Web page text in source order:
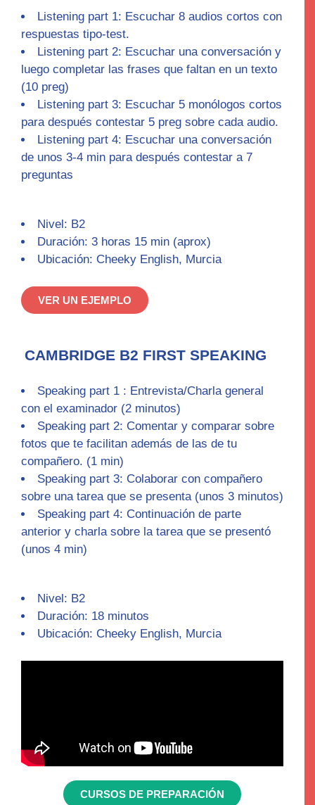
Listening part 1: Escuchar 8 audios cortos con
respuestas tipo-test.
Listening part 2: Escuchar una conversación y
luego completar las frases que faltan en un texto
(10 preg)
Listening part 3: Escuchar 5 monólogos cortos
para después contestar 5 preg sobre cada audio.
Listening part 4: Escuchar una conversación
de unos 3-4 min para después contestar a 7
preguntas
Nivel: B2
Duración: 3 horas 15 min (aprox)
Ubicación: Cheeky English, Murcia
VER UN EJEMPLO
CAMBRIDGE B2 FIRST SPEAKING
Speaking part 1 : Entrevista/Charla general
con el examinador (2 minutos)
Speaking part 2: Comentar y comparar sobre
fotos que te facilitan además de las de tu
compañero. (1 min)
Speaking part 3: Colaborar con compañero
sobre una tarea que se presenta (unos 3 minutos)
Speaking part 4: Continuación de parte
anterior y charla sobre la tarea que se presentó
(unos 4 min)
Nivel: B2
Duración: 18 minutos
Ubicación: Cheeky English, Murcia
CURSOS DE PREPARACIÓN